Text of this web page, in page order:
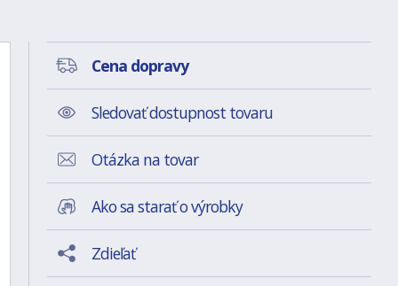
Cena dopravy
Sledovať dostupnost tovaru
Otázka na tovar
Ako sa starať o výrobky
Zdieľať